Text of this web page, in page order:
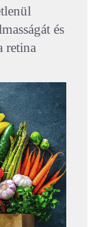
és
retina